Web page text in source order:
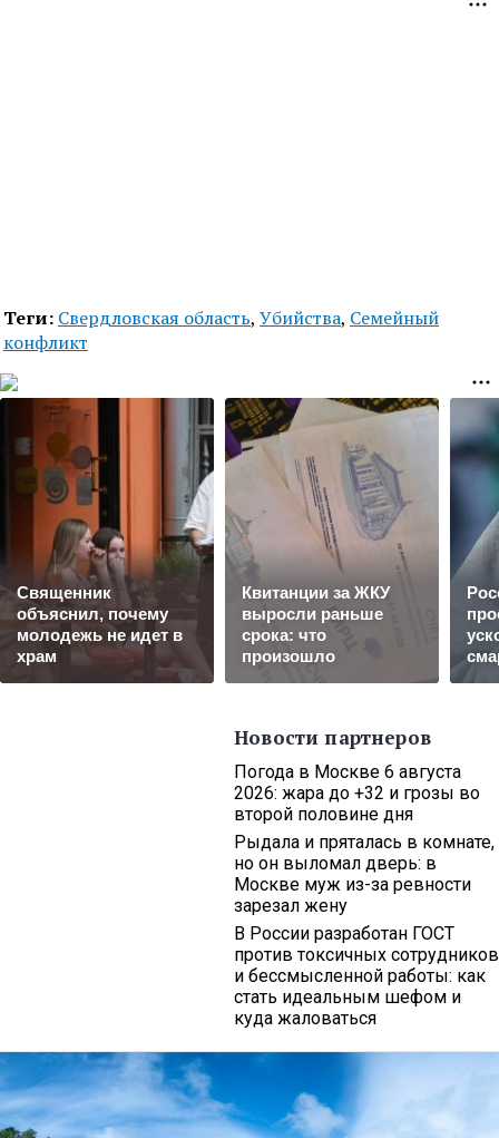
Теги: Свердловская область, Убийства, Семейный
конфликт
Cвященник
объяснил, почему
молодежь не идет в
храм
Квитанции за ЖКУ
выросли раньше
срока: что
произошло
Новости партнеров
Погода в Москве 6 августа
2026: жара до +32 и грозы во
второй половине дня
Рыдала и пряталась в комнате,
но он выломал дверь: в
Москве муж из-за ревности
зарезал жену
В России разработан ГОСТ
против токсичных сотрудников
и бессмысленной работы: как
стать идеальным шефом и
куда жаловаться